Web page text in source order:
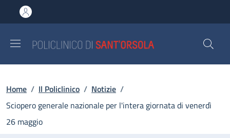
al contenuto principale
to footer content
Briciole di pane
Home / Il Policlinico / Notizie /
Sciopero generale nazionale per l'intera giornata di venerdì
26 maggio